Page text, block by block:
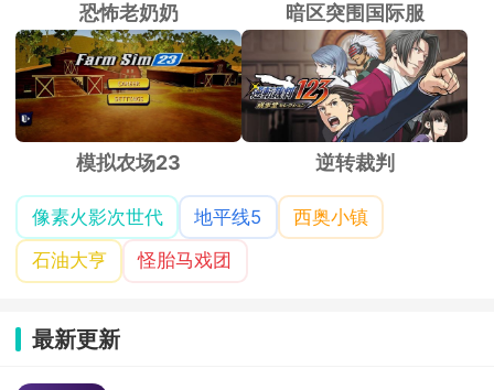
恐怖老奶奶 暗区突围国际服
模拟农场23 逆转裁判
像素火影次世代 地平线5
西奥小镇
石油大亨
怪胎马戏团
最新更新